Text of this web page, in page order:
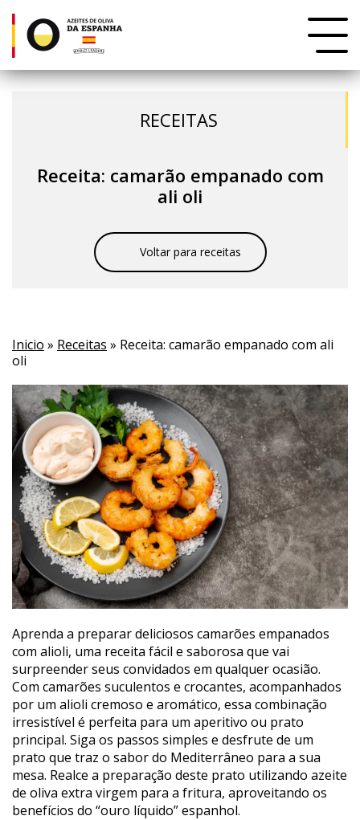
RECEITAS
Receita: camarão empanado com
ali oli
Voltar para receitas
Inicio » Receitas » Receita: camarão empanado com ali
oli
Aprenda a preparar deliciosos camarões empanados
com alioli, uma receita fácil e saborosa que vai
surpreender seus convidados em qualquer ocasião.
Com camarões suculentos e crocantes, acompanhados
por um alioli cremoso e aromático, essa combinação
irresistível é perfeita para um aperitivo ou prato
principal. Siga os passos simples e desfrute de um
prato que traz o sabor do Mediterrâneo para a sua
mesa. Realce a preparação deste prato utilizando azeite
de oliva extra virgem para a fritura, aproveitando os
benefícios do “ouro líquido” espanhol.